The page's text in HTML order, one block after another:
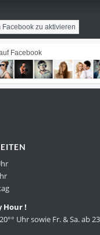
Facebook zu aktivieren
Facebook
Hour !
Uhr sowie Fr. & Sa. ab